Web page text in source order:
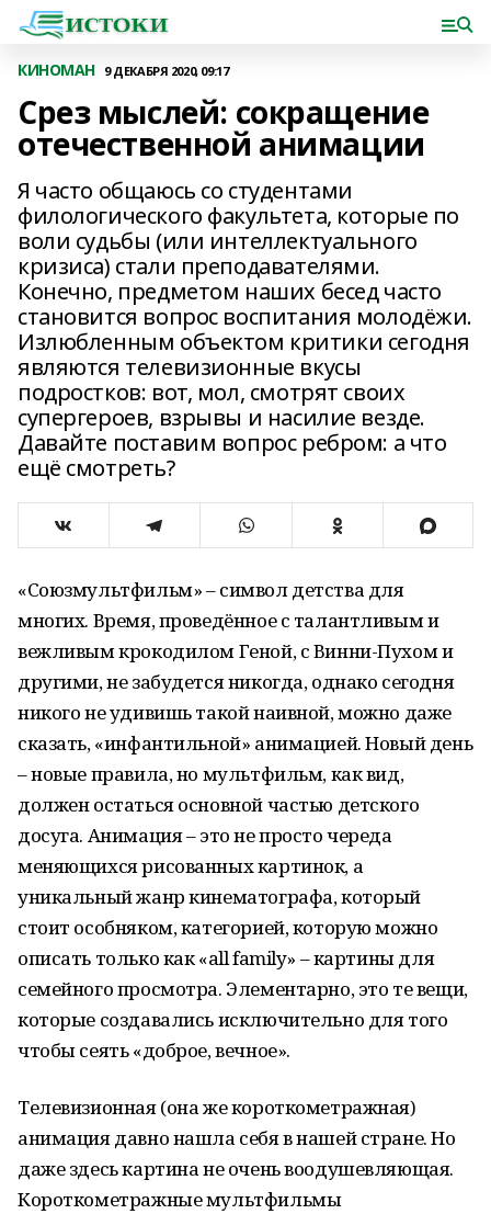
КИНОМАН 9 ДЕКАБРЯ 2020, 09:17
Срез мыслей: сокращение
отечественной анимации
Я часто общаюсь со студентами
филологического факультета, которые по
воли судьбы (или интеллектуального
кризиса) стали преподавателями.
Конечно, предметом наших бесед часто
становится вопрос воспитания молодёжи.
Излюбленным объектом критики сегодня
являются телевизионные вкусы
подростков: вот, мол, смотрят своих
супергероев, взрывы и насилие везде.
Давайте поставим вопрос ребром: а что
ещё смотреть?
«Союзмультфильм» – символ детства для
многих. Время, проведённое с талантливым и
вежливым крокодилом Геной, с Винни-Пухом и
другими, не забудется никогда, однако сегодня
никого не удивишь такой наивной, можно даже
сказать, «инфантильной» анимацией. Новый день
– новые правила, но мультфильм, как вид,
должен остаться основной частью детского
досуга. Анимация – это не просто череда
меняющихся рисованных картинок, а
уникальный жанр кинематографа, который
стоит особняком, категорией, которую можно
описать только как «all family» – картины для
семейного просмотра. Элементарно, это те вещи,
которые создавались исключительно для того
чтобы сеять «доброе, вечное».
Телевизионная (она же короткометражная)
анимация давно нашла себя в нашей стране. Но
даже здесь картина не очень воодушевляющая.
Короткометражные мультфильмы